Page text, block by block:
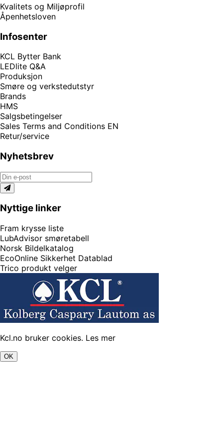
Kvalitets og Miljøprofil
Åpenhetsloven
Infosenter
KCL Bytter Bank
LEDlite Q&A
Produksjon
Smøre og verkstedutstyr
Brands
HMS
Salgsbetingelser
Sales Terms and Conditions EN
Retur/service
Nyhetsbrev
Nyttige linker
Fram krysse liste
LubAdvisor smøretabell
Norsk Bildelkatalog
EcoOnline Sikkerhet Datablad
Trico produkt velger
Kcl.no bruker cookies. Les mer
OK